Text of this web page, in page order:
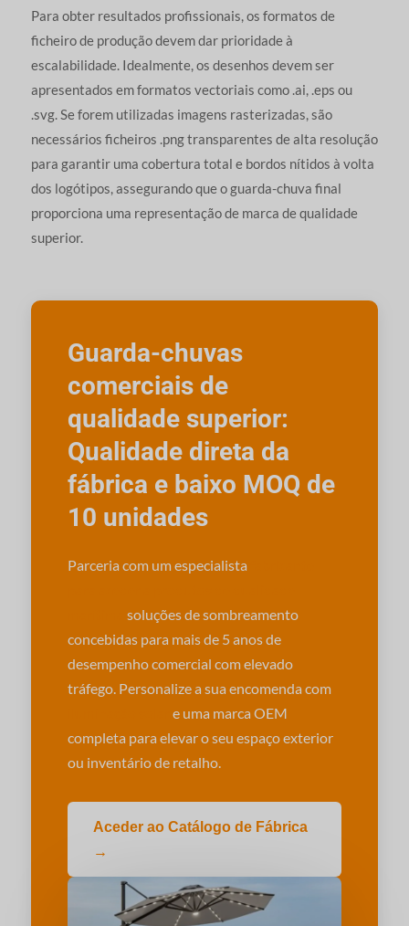
Para obter resultados profissionais, os formatos de
ficheiro de produção devem dar prioridade à
escalabilidade. Idealmente, os desenhos devem ser
apresentados em formatos vectoriais como .ai, .eps ou
.svg. Se forem utilizadas imagens rasterizadas, são
necessários ficheiros .png transparentes de alta resolução
para garantir uma cobertura total e bordos nítidos à volta
dos logótipos, assegurando que o guarda-chuva final
proporciona uma representação de marca de qualidade
superior.
Guarda-chuvas
comerciais de
qualidade superior:
Qualidade direta da
fábrica e baixo MOQ de
10 unidades
Parceria com um especialista
soluções de sombreamento
concebidas para mais de 5 anos de
desempenho comercial com elevado
tráfego. Personalize a sua encomenda com
e uma marca OEM
completa para elevar o seu espaço exterior
ou inventário de retalho.
Aceder ao Catálogo de Fábrica
→